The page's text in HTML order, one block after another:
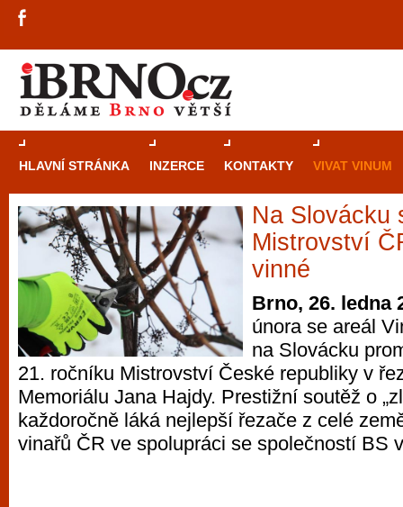
HLAVNÍ STRÁNKA INZERCE KONTAKTY VIVAT VINUM
Na Slovácku
Mistrovství
vinné
Brno, 26. ledna
února se areál
na Slovácku
21. ročníku Mistrovství České republiky v
Memoriálu Jana Hajdy. Prestižní soutěž o
každoročně láká nejlepší řezače z celé
vinařů ČR ve spolupráci se společností BS
Průvodce
Brně: Od
automaty
Brno je
zajímavé
restaurace,
Mimo jiné je ale také místem, kde si
vyzkoušet různé kasinové hry. V
metropoli naleznete širokou nabídku her